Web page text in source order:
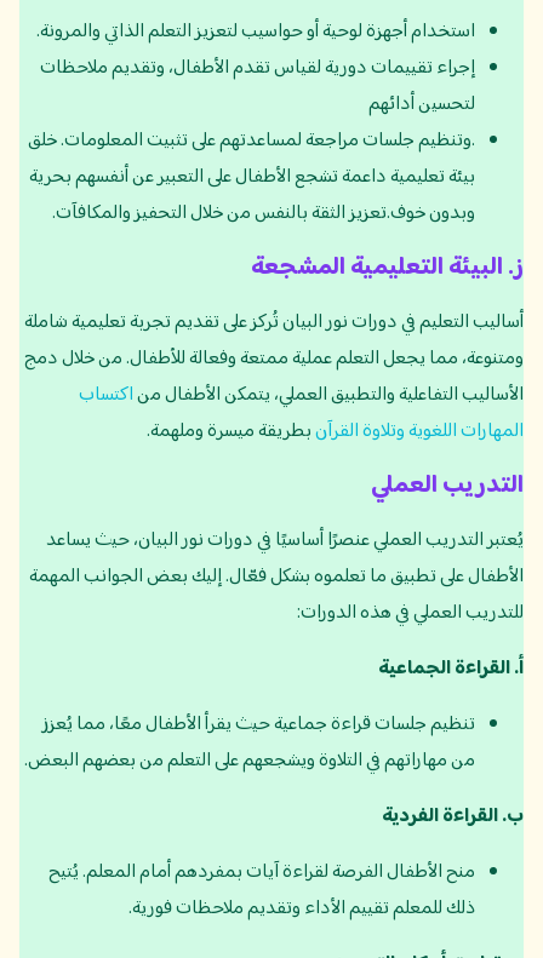
استخدام أجهزة لوحية أو حواسيب لتعزيز التعلم الذاتي والمرونة.
إجراء تقييمات دورية لقياس تقدم الأطفال، وتقديم ملاحظات
لتحسين أدائهم
.وتنظيم جلسات مراجعة لمساعدتهم على تثبيت المعلومات. خلق
بيئة تعليمية داعمة تشجع الأطفال على التعبير عن أنفسهم بحرية
وبدون خوف.تعزيز الثقة بالنفس من خلال التحفيز والمكافآت.
ز. البيئةالتعليميةالمشجعة
أساليب التعليم في دورات نور البيان تُركز على تقديم تجربة تعليمية شاملة
ومتنوعة، مما يجعل التعلم عملية ممتعة وفعالة للأطفال. من خلال دمج
الأساليب التفاعلية والتطبيق العملي، يتمكن الأطفال مناكتساب
المهارات اللغوية وتلاوة القرآنبطريقة ميسرة وملهمة.
التدريب العملي
يُعتبر التدريب العملي عنصرًا أساسيًا في دورات نور البيان، حيث يساعد
الأطفال على تطبيق ما تعلموه بشكل فعّال. إليك بعض الجوانب المهمة
للتدريب العملي في هذه الدورات:
أ.القراءة الجماعية
تنظيم جلسات قراءة جماعية حيث يقرأ الأطفال معًا، مما يُعزز
من مهاراتهم في التلاوة ويشجعهم على التعلم من بعضهم البعض.
ب.القراءة الفردية
منح الأطفال الفرصة لقراءة آيات بمفردهم أمام المعلم. يُتيح
ذلك للمعلم تقييم الأداء وتقديم ملاحظات فورية.